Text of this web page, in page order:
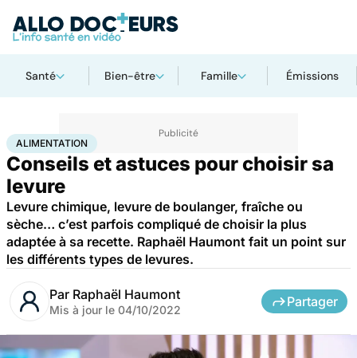
Santé Bien-être Famille Émissions
AccueilBien-être Nutrition Alimentation
ALIMENTATION
Conseils et astuces pour choisir sa
levure
Levure chimique, levure de boulanger, fraîche ou
sèche… c’est parfois compliqué de choisir la plus
adaptée à sa recette. Raphaël Haumont fait un point sur
les différents types de levures.
Par Raphaël Haumont
Mis à jour le 04/10/2022
Partager